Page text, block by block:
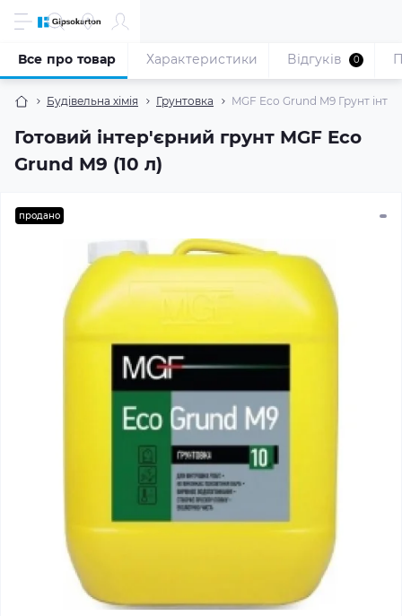
Будівельна хімія Грунтовка MGF Eco Grund M9 Грунт
Готовий інтер'єрний грунт MGF Eco
Grund M9 (10 л)
Все про товар Характеристики Відгуків 0
продано